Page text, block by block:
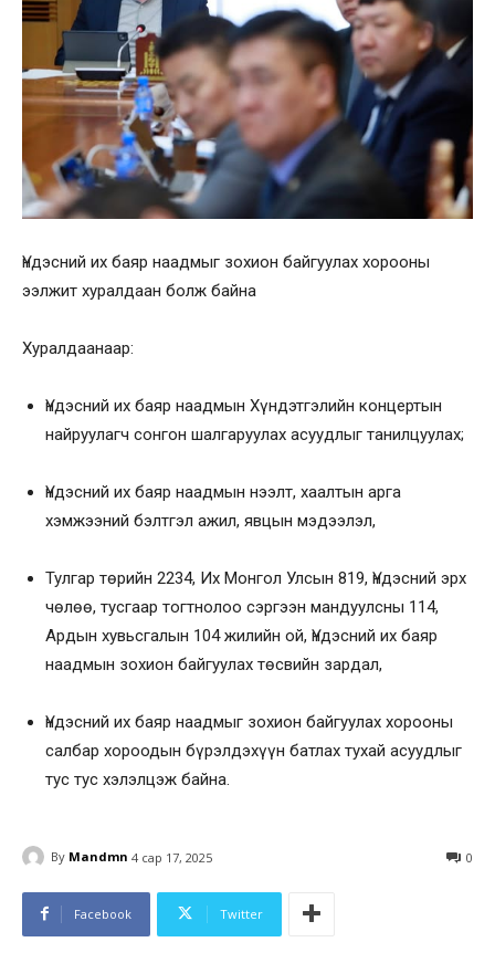
Үндэсний их баяр наадмыг зохион байгуулах хорооны
ээлжит хуралдаан болж байна
Хуралдаанаар:
Үндэсний их баяр наадмын Хүндэтгэлийн концертын
найруулагч сонгон шалгаруулах асуудлыг танилцуулах;
Үндэсний их баяр наадмын нээлт, хаалтын арга
хэмжээний бэлтгэл ажил, явцын мэдээлэл,
Тулгар төрийн 2234, Их Монгол Улсын 819, Үндэсний эрх
чөлөө, тусгаар тогтнолоо сэргээн мандуулсны 114,
Ардын хувьсгалын 104 жилийн ой, Үндэсний их баяр
наадмын зохион байгуулах төсвийн зардал,
Үндэсний их баяр наадмыг зохион байгуулах хорооны
салбар хороодын бүрэлдэхүүн батлах тухай асуудлыг
тус тус хэлэлцэж байна.
By Mandmn 4 сар 17, 2025 0
Facebook Twitter